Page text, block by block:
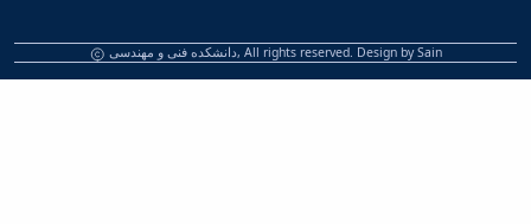
دانشکده فنی و مهندسی, All rights reserved. Design bySain